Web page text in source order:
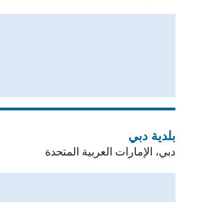
بلدية دبي
دبي، الإمارات العربية المتحدة